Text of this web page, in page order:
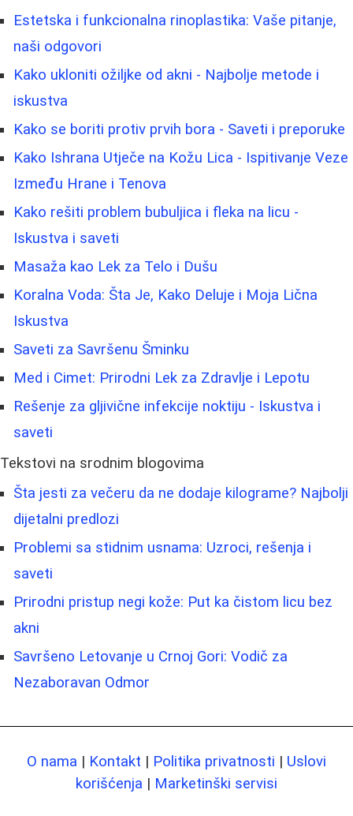
Estetska i funkcionalna rinoplastika: Vaše pitanje,
naši odgovori
Kako ukloniti ožiljke od akni - Najbolje metode i
iskustva
Kako se boriti protiv prvih bora - Saveti i preporuke
Kako Ishrana Utječe na Kožu Lica - Ispitivanje Veze
Između Hrane i Tenova
Kako rešiti problem bubuljica i fleka na licu -
Iskustva i saveti
Masaža kao Lek za Telo i Dušu
Koralna Voda: Šta Je, Kako Deluje i Moja Lična
Iskustva
Saveti za Savršenu Šminku
Med i Cimet: Prirodni Lek za Zdravlje i Lepotu
Rešenje za gljivične infekcije noktiju - Iskustva i
saveti
Tekstovi na srodnim blogovima
Šta jesti za večeru da ne dodaje kilograme? Najbolji
dijetalni predlozi
Problemi sa stidnim usnama: Uzroci, rešenja i
saveti
Prirodni pristup negi kože: Put ka čistom licu bez
akni
Savršeno Letovanje u Crnoj Gori: Vodič za
Nezaboravan Odmor
O nama | Kontakt | Politika privatnosti | Uslovi
korišćenja | Marketinški servisi